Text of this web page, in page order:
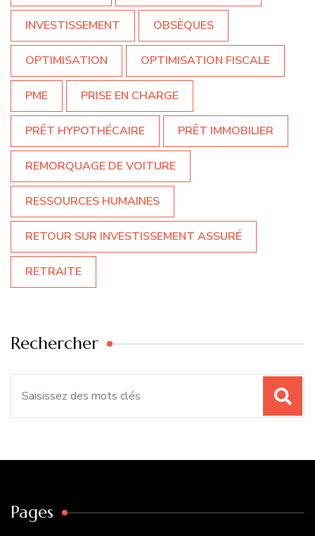
INVESTISSEMENT OBSÈQUES
OPTIMISATION OPTIMISATION FISCALE
PME PRISE EN CHARGE
PRÊT HYPOTHÉCAIRE PRÊT IMMOBILIER
REMORQUAGE DE VOITURE
RESSOURCES HUMAINES
RETOUR SUR INVESTISSEMENT ASSURÉ
RETRAITE
Rechercher
Pages